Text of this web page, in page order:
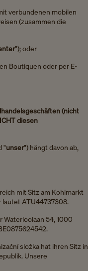
verbundenen mobilen
(zusammen die
"); oder
Boutiquen oder per E-
(nicht
diesen
"unser") hängt davon ab,
mit Sitz am Kohlmarkt
lautet ATU44737308.
Waterloolaan 54, 1000
složka hat ihren Sitz in
Unsere